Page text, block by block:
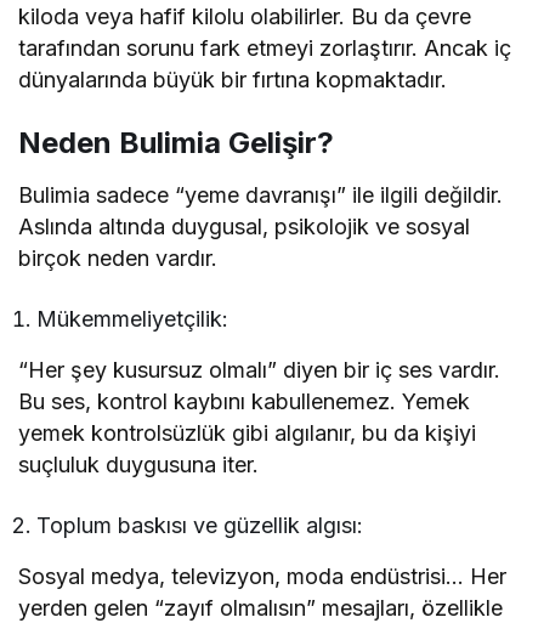
kiloda veya hafif kilolu olabilirler. Bu da çevre
tarafından sorunu fark etmeyi zorlaştırır. Ancak iç
dünyalarında büyük bir fırtına kopmaktadır.
Neden Bulimia Gelişir?
Bulimia sadece “yeme davranışı” ile ilgili değildir.
Aslında altında duygusal, psikolojik ve sosyal
birçok neden vardır.
Mükemmeliyetçilik:
“Her şey kusursuz olmalı” diyen bir iç ses vardır.
Bu ses, kontrol kaybını kabullenemez. Yemek
yemek kontrolsüzlük gibi algılanır, bu da kişiyi
suçluluk duygusuna iter.
Toplum baskısı ve güzellik algısı:
Sosyal medya, televizyon, moda endüstrisi… Her
yerden gelen “zayıf olmalısın” mesajları, özellikle